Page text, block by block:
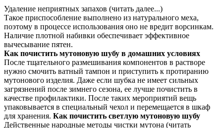
Удаление неприятных запахов (читать далее...)
Такое приспособление выполнено из натурального меха,
поэтому в процессе использования оно не вредит ворсинкам.
Наличие плотной набивки обеспечивает эффективное
вычесывание пятен.
Как почистить мутоновую шубу в домашних условиях
После тщательного размешивания компонентов в растворе
нужно смочить ватный тампон и приступить к протиранию
мутонового изделия. Даже если шубка не имеет сильных
загрязнений после зимнего сезона, ее лучше почистить в
качестве профилактики. После таких мероприятий вещь
упаковывается в специальный чехол и перемещается в шкаф
для хранения. Как почистить светлую мутоновую шубу
Действенные народные методы чистки мутона (читать